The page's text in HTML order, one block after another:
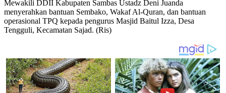
Mewakili DDII Kabupaten Sambas Ustadz Deni Juanda
menyerahkan bantuan Sembako, Wakaf Al-Quran, dan bantuan
operasional TPQ kepada pengurus Masjid Baitul Izza, Desa
Tengguli, Kecamatan Sajad. (Ris)